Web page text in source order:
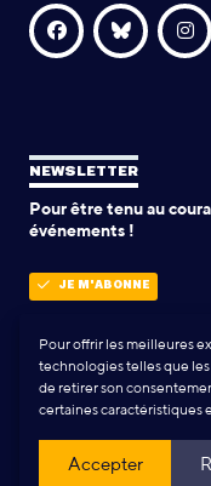
Pour offrir les meilleures
technologies telles que
de retirer son
certaines caractéristiques
Accepter
NEWSLETTER
Pour être tenu au
événements !
JE M'ABONNE
POLITIQUE DE